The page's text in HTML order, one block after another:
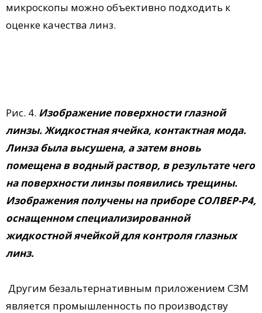
микроскопы можно объективно подходить к
оценке качества линз.
Рис. 4. Изображение поверхности глазной
линзы. Жидкостная ячейка, контактная мода.
Линза была высушена, а затем вновь
помещена в водный раствор, в результате чего
на поверхности линзы появились трещины.
Изображения получены на приборе СОЛВЕР-Р4,
оснащенном специализированной
жидкостной ячейкой для контроля глазных
линз.
Другим безальтернативным приложением СЗМ
является промышленность по производству